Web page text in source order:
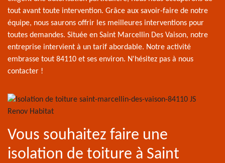
tout avant toute intervention. Grâce aux savoir-faire de notre
équipe, nous saurons offrir les meilleures interventions pour
toutes demandes. Située en Saint Marcellin Des Vaison, notre
entreprise intervient à un tarif abordable. Notre activité
embrasse tout 84110 et ses environ. N'hésitez pas à nous
contacter !
Vous souhaitez faire une
isolation de toiture à Saint